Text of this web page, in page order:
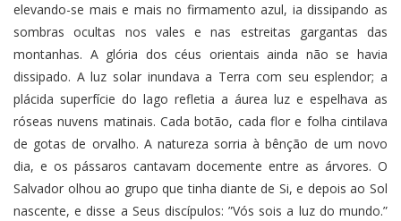
elevando-se mais e mais no firmamento azul, ia dissipando as
sombras ocultas nos vales e nas estreitas gargantas das
montanhas. A glória dos céus orientais ainda não se havia
dissipado. A luz solar inundava a Terra com seu esplendor; a
plácida superfície do lago refletia a áurea luz e espelhava as
róseas nuvens matinais. Cada botão, cada flor e folha cintilava
de gotas de orvalho. A natureza sorria à bênção de um novo
dia, e os pássaros cantavam docemente entre as árvores. O
Salvador olhou ao grupo que tinha diante de Si, e depois ao Sol
nascente, e disse a Seus discípulos: ”Vós sois a luz do mundo.”